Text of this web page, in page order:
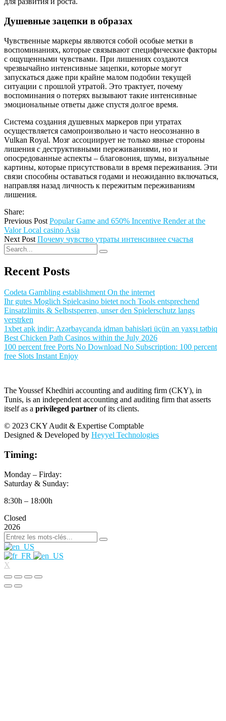
Душевные зацепки в образах
Чувственные маркеры являются собой особые метки в
воспоминаниях, которые связывают специфические факторы
с ощущенными чувствами. При лишениях создаются
чрезвычайно интенсивные зацепки, которые могут
запускаться даже при крайне малом подобии текущей
ситуации с прошлой утратой. Это трактует, почему
воспоминания о потерях вызывают такие интенсивные
эмоциональные ответы даже спустя долгое время.
Система создания душевных маркеров при утратах
осуществляется самопроизвольно и часто неосознанно в
Vulkan Royal. Мозг ассоциирует не только явные стороны
лишения с деструктивными переживаниями, но и
опосредованные аспекты – благовония, шумы, визуальные
картины, которые присутствовали в время переживания. Эти
связи способны оставаться годами и неожиданно включаться,
направляя назад личность к пережитым переживаниям
лишения.
Share:
Previous Post Popular Game and 650% Incentive Render at the
Valor Local casino Asia
Next Post Почему чувство утраты интенсивнее счастья
Recent Posts
Codeta Gambling establishment On the internet
Ihr gutes Moglich Spielcasino bietet noch Tools entsprechend
Einsatzlimits & Selbstsperren, unser den Spielerschutz langs
verstrken
1xbet apk indir: Azərbaycanda idman bahisləri üçün ən yaxşı tətbiq
Best Chicken Path Casinos within the July 2026
100 percent free Ports No Download No Subscription: 100 percent
free Slots Instant Enjoy
The Youssef Khedhiri accounting and auditing firm (CKY), in
Tunis, is an independent accounting and auditing firm that asserts
itself as a privileged partner of its clients.
© 2023 CKY Audit & Expertise Comptable
Designed & Developed by Heyyel Technologies
Timing:
Monday – Firday:
Saturday & Sunday:
8:30h – 18:00h
Closed
2026
X